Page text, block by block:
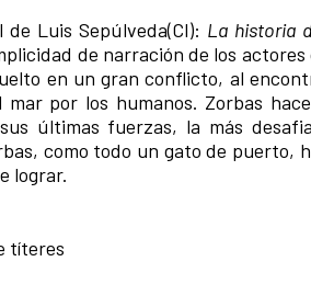
Luis Sepúlveda(Cl): La historia
de narración de los
en un gran conflicto, al
por los humanos. Zorbas
últimas fuerzas, la más
como todo un gato de puerto,
lograr.
títeres